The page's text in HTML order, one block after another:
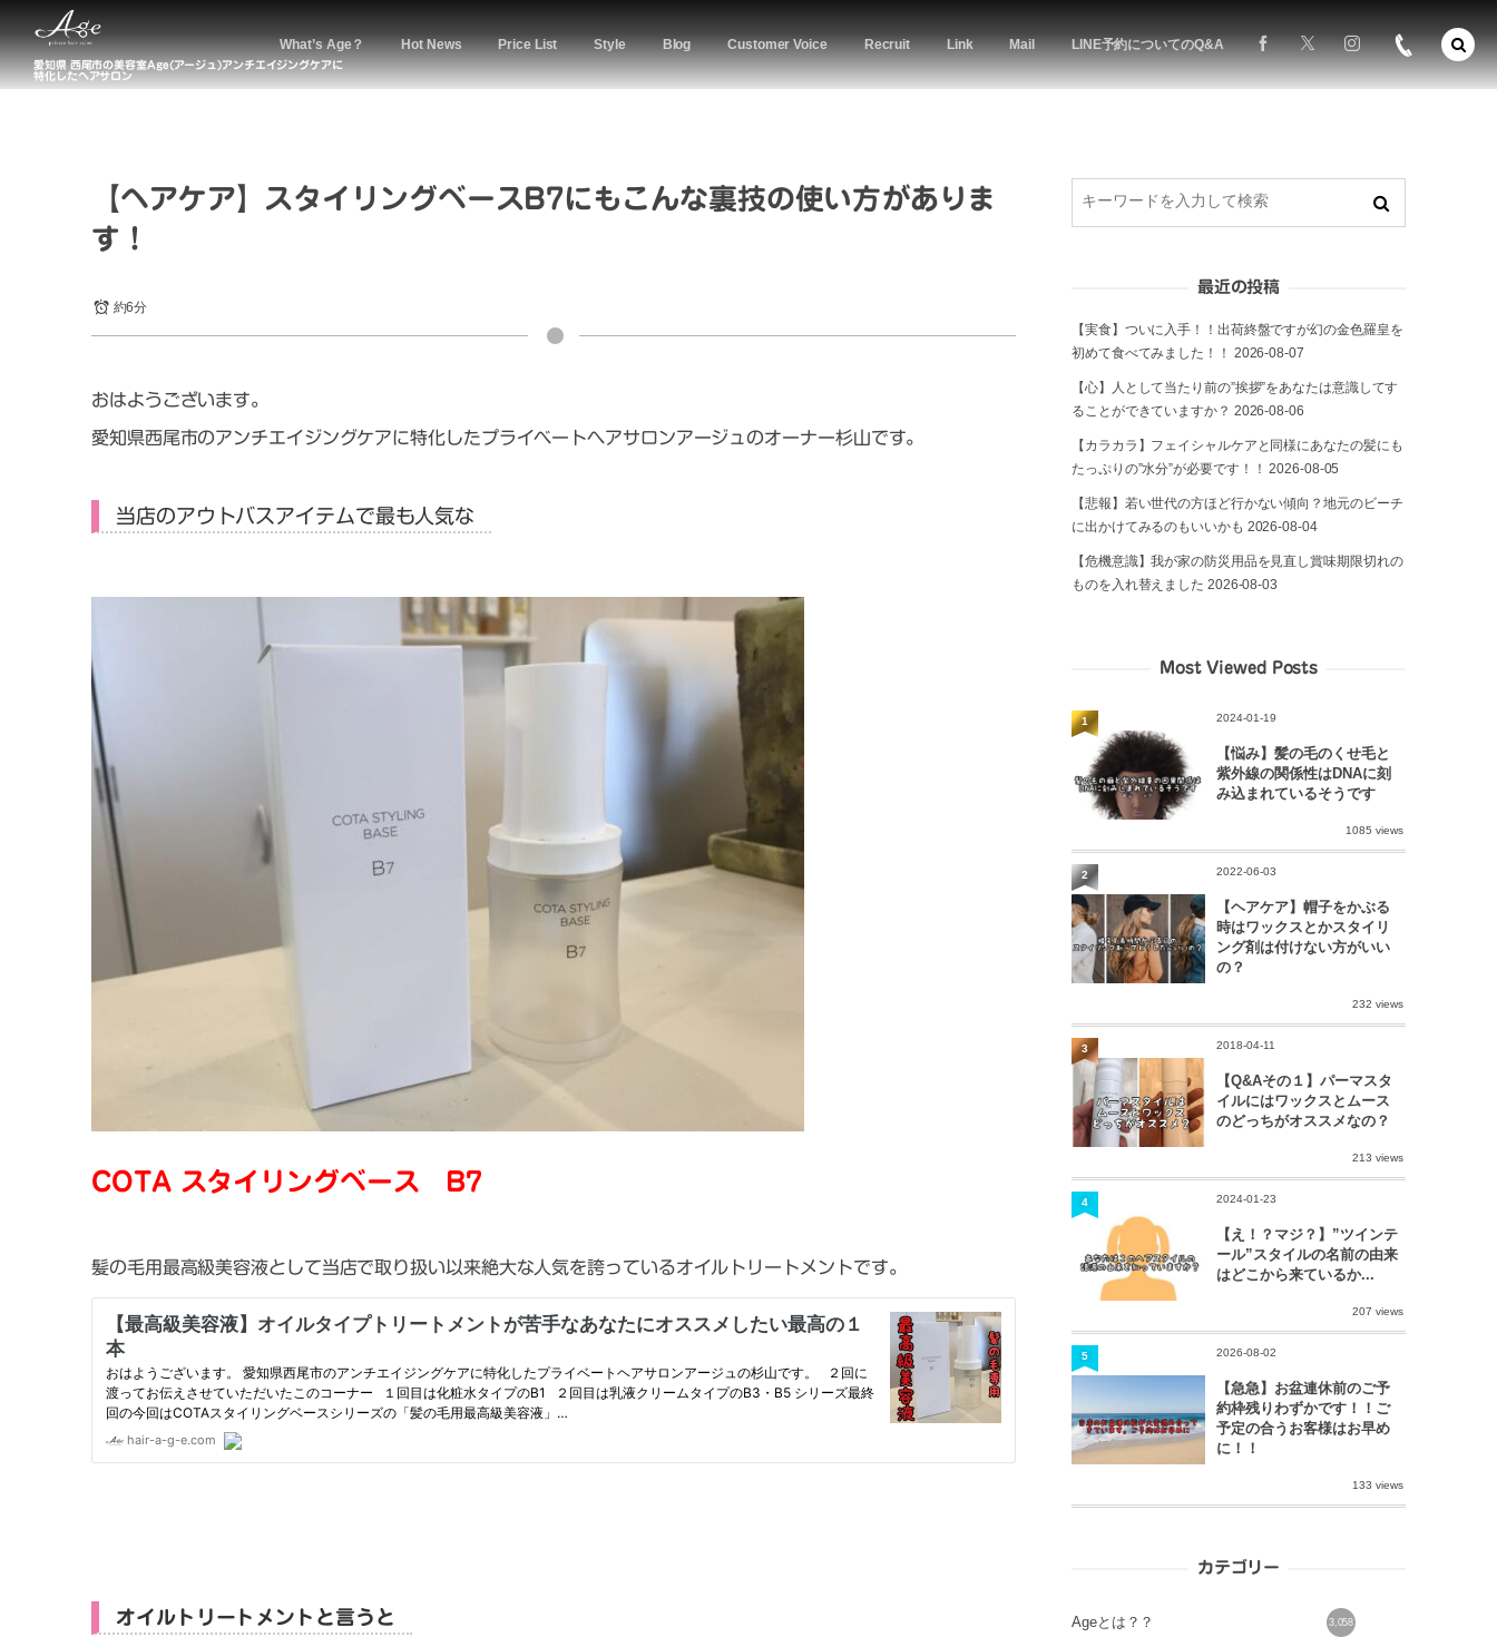
愛知県 西尾市の美容室Age(アージュ)アンチエイジングケアに
特化したヘアサロン
What’s Age？ Hot News Price List Style Blog Customer Voice Recruit Link Mail LINE予約についてのQ&A
【ヘアケア】スタイリングベースB7にもこんな裏技の使い方がありま
す！
約6分
おはようございます。
愛知県西尾市のアンチエイジングケアに特化したプライベートヘアサロンアージュのオーナー杉山です。
当店のアウトバスアイテムで最も人気な
COTA スタイリングベース B7
髪の毛用最高級美容液として当店で取り扱い以来絶大な人気を誇っているオイルトリートメントです。
オイルトリートメントと言うと
最近の投稿
【実食】ついに入手！！出荷終盤ですが幻の金色羅皇を
初めて食べてみました！！ 2026-08-07
【心】人として当たり前の”挨拶”をあなたは意識してす
ることができていますか？ 2026-08-06
【カラカラ】フェイシャルケアと同様にあなたの髪にも
たっぷりの”水分”が必要です！！ 2026-08-05
【悲報】若い世代の方ほど行かない傾向？地元のビーチ
に出かけてみるのもいいかも 2026-08-04
【危機意識】我が家の防災用品を見直し賞味期限切れの
ものを入れ替えました 2026-08-03
Most Viewed Posts
2024-01-19
【悩み】髪の毛のくせ毛と
紫外線の関係性はDNAに刻
み込まれているそうです
1085 views
1
2022-06-03
【ヘアケア】帽子をかぶる
時はワックスとかスタイリ
ング剤は付けない方がいい
の？
232 views
2
2018-04-11
【Q&Aその１】パーマスタ
イルにはワックスとムース
のどっちがオススメなの？
213 views
3
2024-01-23
【え！？マジ？】”ツインテ
ール”スタイルの名前の由来
はどこから来ているか...
207 views
4
2026-08-02
【急急】お盆連休前のご予
約枠残りわずかです！！ご
予定の合うお客様はお早め
に！！
133 views
5
カテゴリー
Ageとは？？ 3,058